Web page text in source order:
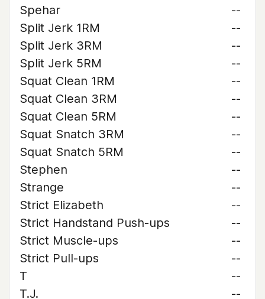
Spehar
--
Split Jerk 1RM
--
Split Jerk 3RM
--
Split Jerk 5RM
--
Squat Clean 1RM
--
Squat Clean 3RM
--
Squat Clean 5RM
--
Squat Snatch 3RM
--
Squat Snatch 5RM
--
Stephen
--
Strange
--
Strict Elizabeth
--
Strict Handstand Push-ups
--
Strict Muscle-ups
--
Strict Pull-ups
--
T
--
T.J.
--